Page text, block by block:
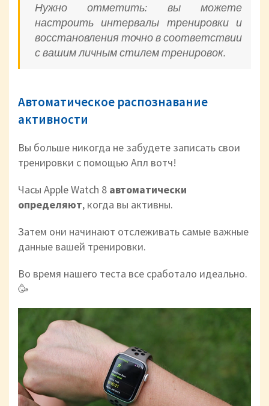
Нужно отметить: вы можете
настроить интервалы тренировки и
восстановления точно в соответствии
с вашим личным стилем тренировок.
Автоматическое распознавание
активности
Вы больше никогда не забудете записать свои
тренировки с помощью Апл вотч!
Часы Apple Watch 8 автоматически
определяют, когда вы активны.
Затем они начинают отслеживать самые важные
данные вашей тренировки.
Во время нашего теста все сработало идеально.
🥳